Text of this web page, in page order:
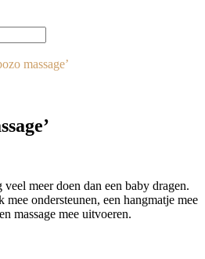
massage’
meer doen dan een baby dragen.
mee ondersteunen, een hangmatje mee
massage mee uitvoeren.